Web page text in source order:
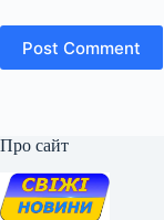
Post Comment
Про сайт